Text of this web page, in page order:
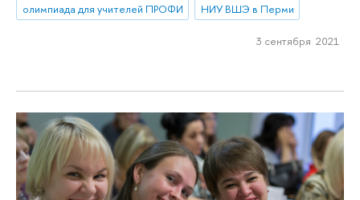
олимпиада для учителей ПРОФИ
НИУ ВШЭ в Перми
3 сентября 2021